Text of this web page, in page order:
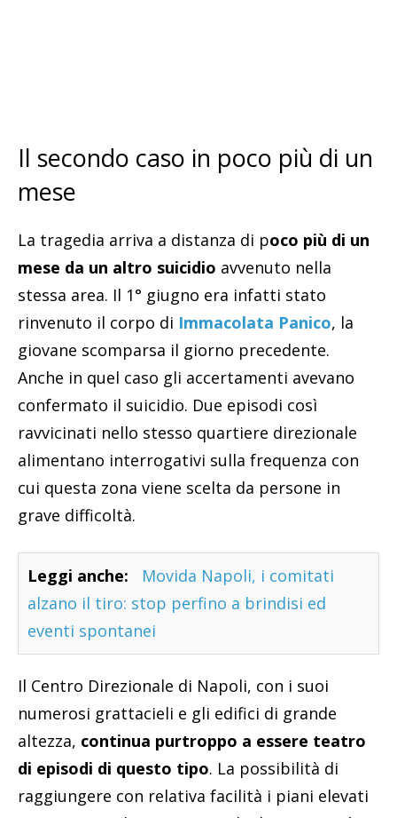
Il secondo caso in poco più di un
mese
La tragedia arriva a distanza di poco più di un
mese da un altro suicidio avvenuto nella
stessa area. Il 1° giugno era infatti stato
rinvenuto il corpo di Immacolata Panico, la
giovane scomparsa il giorno precedente.
Anche in quel caso gli accertamenti avevano
confermato il suicidio. Due episodi così
ravvicinati nello stesso quartiere direzionale
alimentano interrogativi sulla frequenza con
cui questa zona viene scelta da persone in
grave difficoltà.
Leggi anche:
Movida Napoli, i comitati
alzano il tiro: stop perfino a brindisi ed
eventi spontanei
Il Centro Direzionale di Napoli, con i suoi
numerosi grattacieli e gli edifici di grande
altezza, continua purtroppo a essere teatro
di episodi di questo tipo. La possibilità di
raggiungere con relativa facilità i piani elevati